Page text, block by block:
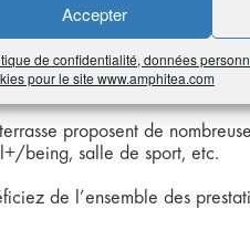
Accepter
de confidentialité, données
pour le site www.amphitea.com
profitez d’un accès au
reliée aux thermes par une
proposent de
being, salle de sport, etc.
de l’ensemble des